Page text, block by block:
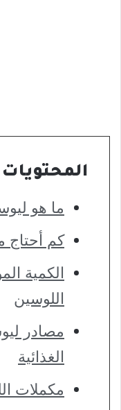
المحتويات
ما هو
كم أحتاج
الكمية
اللوسين
مصادر
الغذائية
مكملات